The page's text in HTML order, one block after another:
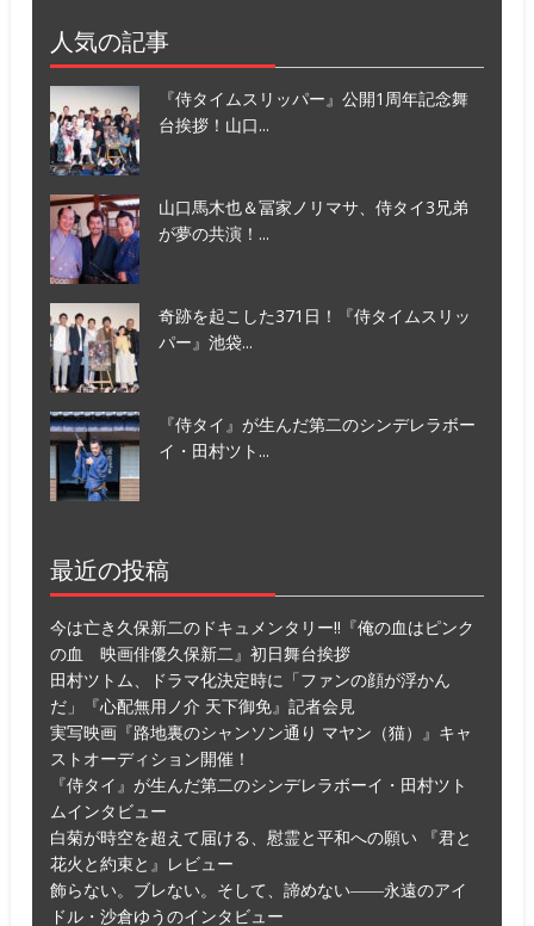
人気の記事
『侍タイムスリッパー』公開1周年記念舞
台挨拶！山口...
山口馬木也＆冨家ノリマサ、侍タイ3兄弟
が夢の共演！...
奇跡を起こした371日！『侍タイムスリッ
パー』池袋...
『侍タイ』が生んだ第二のシンデレラボー
イ・田村ツト...
最近の投稿
今は亡き久保新二のドキュメンタリー!!『俺の血はピンク
の血 映画俳優久保新二』初日舞台挨拶
田村ツトム、ドラマ化決定時に「ファンの顔が浮かん
だ」『心配無用ノ介 天下御免』記者会見
実写映画『路地裏のシャンソン通り マヤン（猫）』キャ
ストオーディション開催！
『侍タイ』が生んだ第二のシンデレラボーイ・田村ツト
ムインタビュー
白菊が時空を超えて届ける、慰霊と平和への願い 『君と
花火と約束と』レビュー
飾らない。ブレない。そして、諦めない――永遠のアイ
ドル・沙倉ゆうのインタビュー